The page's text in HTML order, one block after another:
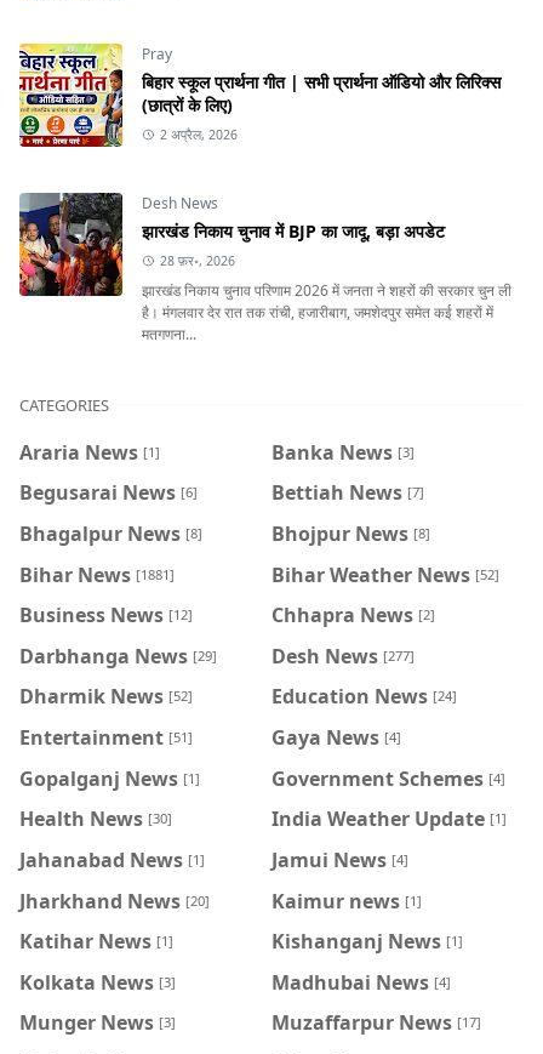
Pray
बिहार स्कूल प्रार्थना गीत | सभी प्रार्थना ऑडियो और लिरिक्स
(छात्रों के लिए)
2 अप्रैल, 2026
Desh News
झारखंड निकाय चुनाव में BJP का जादू, बड़ा अपडेट
28 फ़र॰, 2026
झारखंड निकाय चुनाव परिणाम 2026 में जनता ने शहरों की सरकार चुन ली
है। मंगलवार देर रात तक रांची, हजारीबाग, जमशेदपुर समेत कई शहरों में
मतगणना...
CATEGORIES
Araria News [1] Banka News [3]
Begusarai News [6] Bettiah News [7]
Bhagalpur News [8] Bhojpur News [8]
Bihar News [1881] Bihar Weather News [52]
Business News [12] Chhapra News [2]
Darbhanga News [29] Desh News [277]
Dharmik News [52] Education News [24]
Entertainment [51] Gaya News [4]
Gopalganj News [1] Government Schemes [4]
Health News [30] India Weather Update [1]
Jahanabad News [1] Jamui News [4]
Jharkhand News [20] Kaimur news [1]
Katihar News [1] Kishanganj News [1]
Kolkata News [3] Madhubai News [4]
Munger News [3] Muzaffarpur News [17]